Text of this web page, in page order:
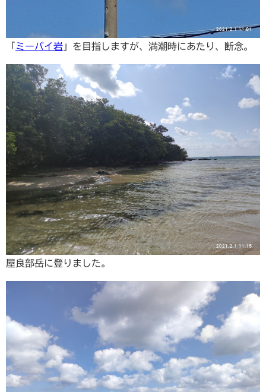
ミーバイ岩 」を目指しますが、満潮時にあたり、断念。
屋良部岳に登りました。